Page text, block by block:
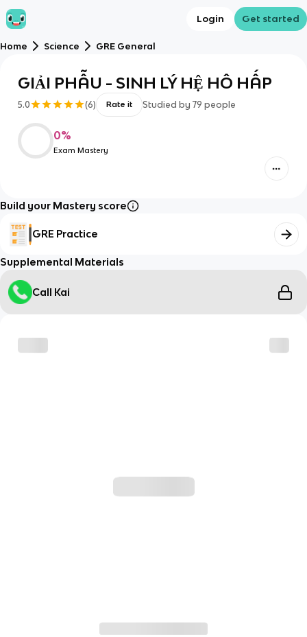
Login Get started
Home Science GRE General
GIẢI PHẪU - SINH LÝ HỆ HÔ HẤP
5.0 (6) Rate it Studied by 79 people
0%
Exam Mastery
Build your Mastery score
GRE Practice
Supplemental Materials
Call Kai